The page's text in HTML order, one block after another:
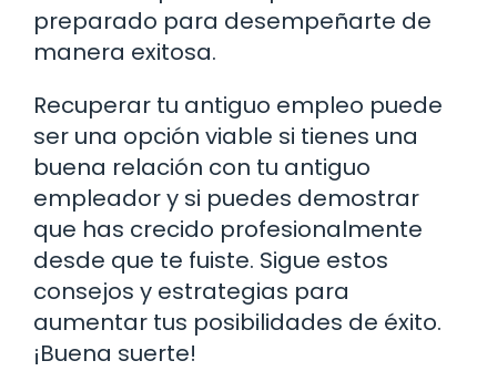
preparado para desempeñarte de
manera exitosa.
Recuperar tu antiguo empleo puede
ser una opción viable si tienes una
buena relación con tu antiguo
empleador y si puedes demostrar
que has crecido profesionalmente
desde que te fuiste. Sigue estos
consejos y estrategias para
aumentar tus posibilidades de éxito.
¡Buena suerte!